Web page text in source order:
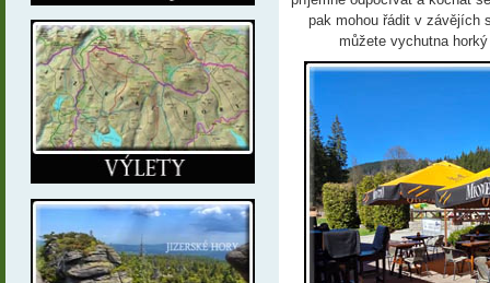
pak mohou řádit v závějích
můžete vychutna